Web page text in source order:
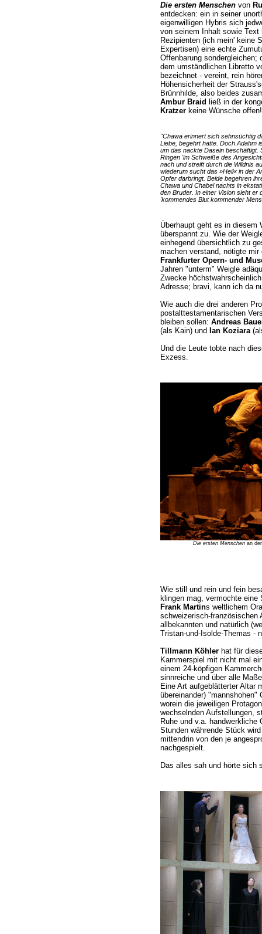
Die ersten Menschenvon
entdecken: ein in seiner
eigenwilligen Hybris sich
von seinem Inhalt sowie
Rezipienten (ich mein' keine
Expertisen) eine echte
Offenbarung sondergleichen;
dem umständlichen Libretto
bezeichnet - vereint, rein
Höhensicherheit der
Brünnhilde, also beides
Ambur Braid ließ in der
Kratzerkeine Wünsche offen!
"Chawa erinnert sich sehnsüchtig
Liebe, begehrt hatte. Doch Adahm
um das nackte Dasein beschäftigt.
Ringen 'im Schweiße des
nach und streift durch die Wildnis
wiederum sucht das »Heil« in der
Opfer darbringt. Beide begehren
Chawa und Chabel nachts in
den Bruder. In einer Vision sieht er
'kommendes Blut kommender
Überhaupt geht es in
überspannt zu. Wie der
einhegend übersichtlich zu
machen verstand, nötigte
Frankfurter Opern- und
Jahren "unterm" Weigle
Zwecke
Adresse; bravi, kann ich da
Wie auch die drei anderen
postalttestamentarischen
bleiben sollen: Andreas
(als Kain) und Ian Koziara
Und die Leute tobte nach
Exzess.
Die ersten Menschenan der
Wie still und rein und fein
klingen mag, vermochte eine
Frank Martins weltlichem
schweizerisch-französischen
allbekannten und natürlich
Tristan-und-Isolde-Themas -
Tillmann Köhlerhat für
Kammerspiel mit nicht mal
einem 24-köpfigen
sinnreiche und über alle
Eine Art aufgeblätterter Altar
übereinander) "mannshohen"
worein die jeweiligen
wechselnden Aufstellungen,
Ruhe und v.a.
Stunden währende Stück
mittendrin von den je
nachgespielt.
Das alles sah und hörte sich